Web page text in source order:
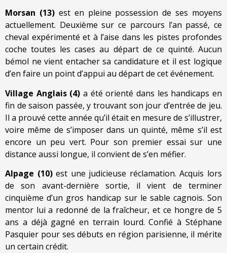
Morsan (13) est en pleine possession de ses moyens
actuellement. Deuxième sur ce parcours l’an passé, ce
cheval expérimenté et à l’aise dans les pistes profondes
coche toutes les cases au départ de ce quinté. Aucun
bémol ne vient entacher sa candidature et il est logique
d’en faire un point d’appui au départ de cet événement.
Village Anglais (4) a été orienté dans les handicaps en
fin de saison passée, y trouvant son jour d’entrée de jeu.
Il a prouvé cette année qu’il était en mesure de s’illustrer,
voire même de s’imposer dans un quinté, même s’il est
encore un peu vert. Pour son premier essai sur une
distance aussi longue, il convient de s’en méfier.
Alpage (10)est une judicieuse réclamation. Acquis lors
de son avant-dernière sortie, il vient de terminer
cinquième d’un gros handicap sur le sable cagnois. Son
mentor lui a redonné de la fraîcheur, et ce hongre de 5
ans a déjà gagné en terrain lourd. Confié à Stéphane
Pasquier pour ses débuts en région parisienne, il mérite
un certain crédit.